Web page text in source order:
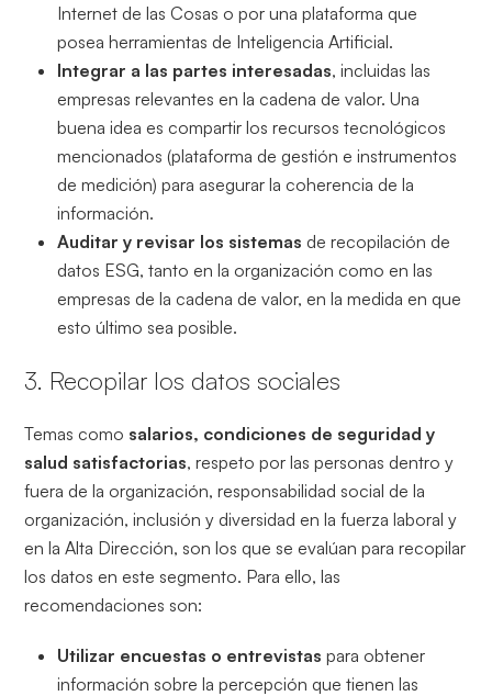
Internet de las Cosas o por una plataforma que
posea herramientas de Inteligencia Artificial.
Integrar a las partes interesadas, incluidas las
empresas relevantes en la cadena de valor. Una
buena idea es compartir los recursos tecnológicos
mencionados (plataforma de gestión e instrumentos
de medición) para asegurar la coherencia de la
información.
Auditar y revisar los sistemas de recopilación de
datos ESG, tanto en la organización como en las
empresas de la cadena de valor, en la medida en que
esto último sea posible.
3. Recopilar los datos sociales
Temas como salarios, condiciones de seguridad y
salud satisfactorias, respeto por las personas dentro y
fuera de la organización, responsabilidad social de la
organización, inclusión y diversidad en la fuerza laboral y
en la Alta Dirección, son los que se evalúan para recopilar
los datos en este segmento. Para ello, las
recomendaciones son:
Utilizar encuestas o entrevistas para obtener
información sobre la percepción que tienen las